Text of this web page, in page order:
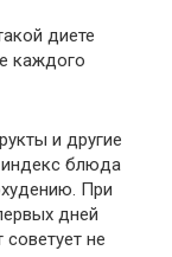
диете
каждого
и другие
индекс блюда
При
дней
не